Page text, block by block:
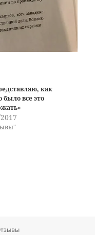
как
все это